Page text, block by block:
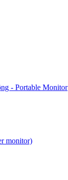
- Portable Monitor
monitor)